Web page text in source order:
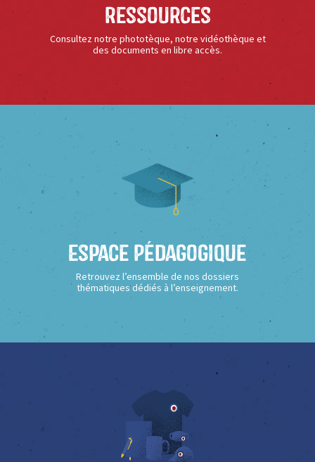
Ressources
Consultez notre phototèque, notre vidéothèque et
des documents en libre accès.
Espace Pédagogique
Retrouvez l’ensemble de nos dossiers
thématiques dédiés à l’enseignement.